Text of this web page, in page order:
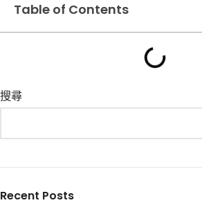
Table of Contents
搜尋
Recent Posts